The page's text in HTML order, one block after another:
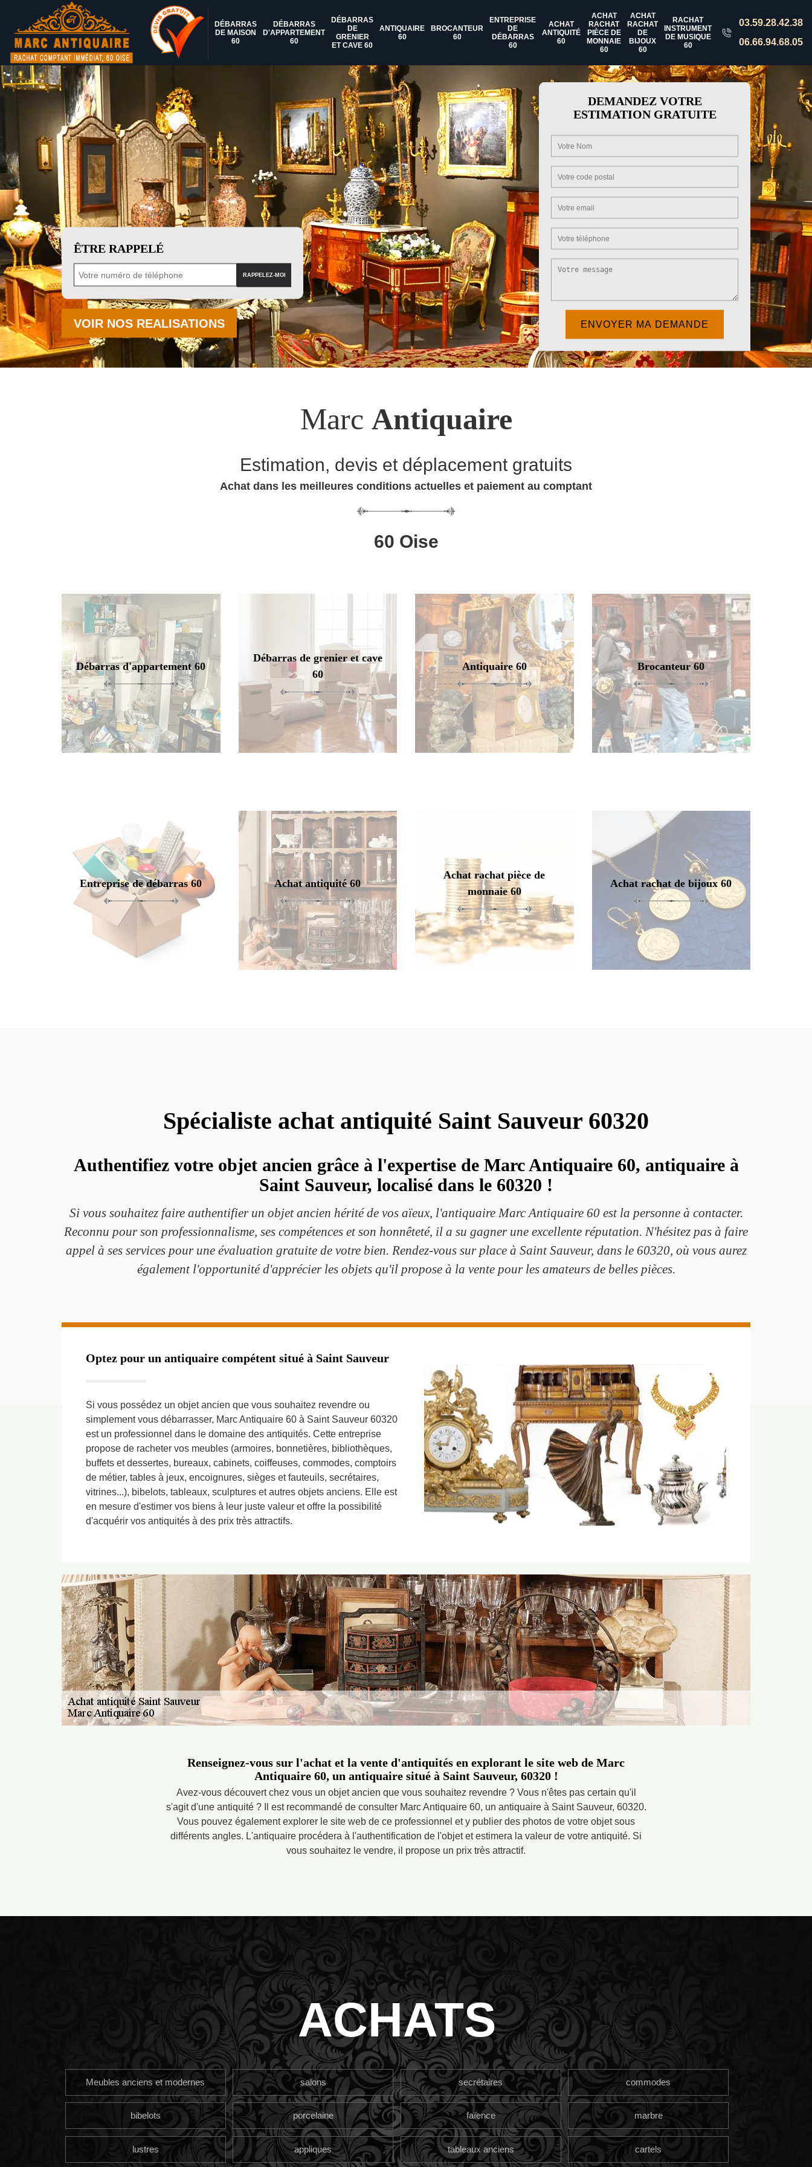
DÉBARRAS
DE MAISON
60
DÉBARRAS
D'APPARTEMENT
60
DÉBARRAS
DE
GRENIER
ET CAVE 60
ANTIQUAIRE
60
BROCANTEUR
60
ENTREPRISE
DE
DÉBARRAS
60
ACHAT
ANTIQUITÉ
60
ACHAT
RACHAT
PIÈCE DE
MONNAIE
60
ACHAT
RACHAT
DE
BIJOUX
60
RACHAT
INSTRUMENT
DE MUSIQUE
60
03.59.28.42.38
06.66.94.68.05
ÊTRE RAPPELÉ
VOIR NOS REALISATIONS
DEMANDEZ VOTRE
ESTIMATION GRATUITE
Marc Antiquaire
Estimation, devis et déplacement gratuits
Achat dans les meilleures conditions actuelles et paiement au comptant
60 Oise
Débarras d'appartement 60
Débarras de grenier et cave
60
Antiquaire 60 Brocanteur 60
Entreprise de débarras 60 Achat antiquité 60
Achat rachat pièce de
monnaie 60
Achat rachat de bijoux 60
Spécialiste achat antiquité Saint Sauveur 60320
Authentifiez votre objet ancien grâce à l'expertise de Marc Antiquaire 60, antiquaire à
Saint Sauveur, localisé dans le 60320 !
Si vous souhaitez faire authentifier un objet ancien hérité de vos aïeux, l'antiquaire Marc Antiquaire 60 est la personne à contacter.
Reconnu pour son professionnalisme, ses compétences et son honnêteté, il a su gagner une excellente réputation. N'hésitez pas à faire
appel à ses services pour une évaluation gratuite de votre bien. Rendez-vous sur place à Saint Sauveur, dans le 60320, où vous aurez
également l'opportunité d'apprécier les objets qu'il propose à la vente pour les amateurs de belles pièces.
Optez pour un antiquaire compétent situé à Saint Sauveur
Si vous possédez un objet ancien que vous souhaitez revendre ou
simplement vous débarrasser, Marc Antiquaire 60 à Saint Sauveur 60320
est un professionnel dans le domaine des antiquités. Cette entreprise
propose de racheter vos meubles (armoires, bonnetières, bibliothèques,
buffets et dessertes, bureaux, cabinets, coiffeuses, commodes, comptoirs
de métier, tables à jeux, encoignures, sièges et fauteuils, secrétaires,
vitrines...), bibelots, tableaux, sculptures et autres objets anciens. Elle est
en mesure d'estimer vos biens à leur juste valeur et offre la possibilité
d'acquérir vos antiquités à des prix très attractifs.
Renseignez-vous sur l'achat et la vente d'antiquités en explorant le site web de Marc
Antiquaire 60, un antiquaire situé à Saint Sauveur, 60320 !
Avez-vous découvert chez vous un objet ancien que vous souhaitez revendre ? Vous n'êtes pas certain qu'il
s'agit d'une antiquité ? Il est recommandé de consulter Marc Antiquaire 60, un antiquaire à Saint Sauveur, 60320.
Vous pouvez également explorer le site web de ce professionnel et y publier des photos de votre objet sous
différents angles. L'antiquaire procédera à l'authentification de l'objet et estimera la valeur de votre antiquité. Si
vous souhaitez le vendre, il propose un prix très attractif.
ACHATS
Meubles anciens et modernes salons secrétaires commodes
bibelots porcelaine faïence marbre
lustres appliques tableaux anciens cartels